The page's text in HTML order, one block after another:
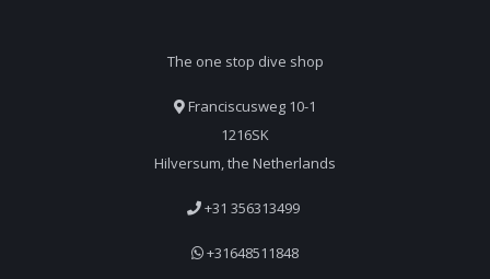
The one stop dive shop
Franciscusweg 10-1
1216SK
Hilversum, the Netherlands
+31 356313499
+31648511848